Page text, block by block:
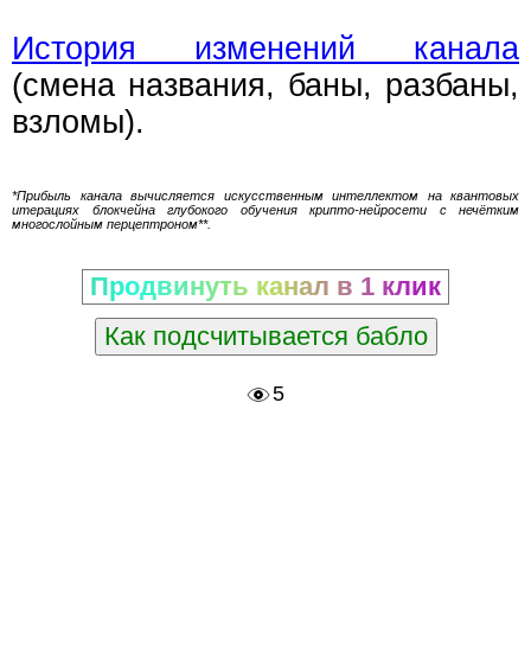
История изменений канала
(смена названия, баны, разбаны,
взломы).
*Прибыль канала вычисляется искусственным интеллектом на квантовых
итерациях блокчейна глубокого обучения крипто-нейросети с нечётким
многослойным перцептроном**.
Продвинуть канал в 1 клик
Как подсчитывается бабло
5